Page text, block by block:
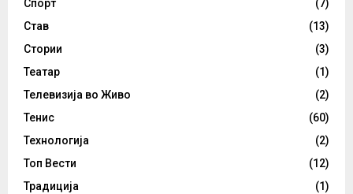
Спорт
(7)
Став
(13)
Стории
(3)
Театар
(1)
Телевизија во Живо
(2)
Тенис
(60)
Технологија
(2)
Топ Вести
(12)
Традиција
(1)